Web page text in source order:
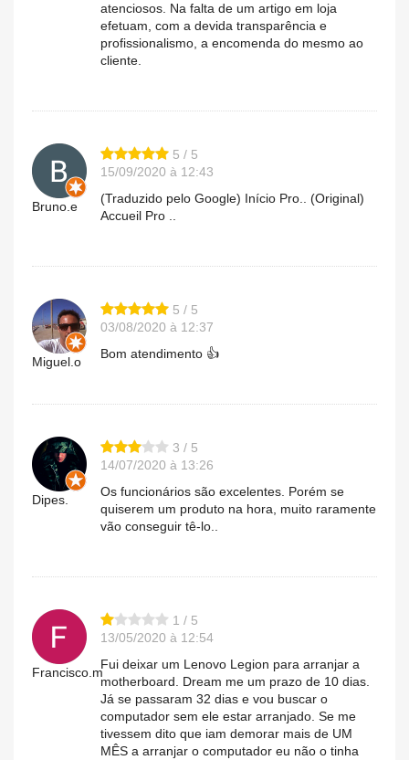
atenciosos. Na falta de um artigo em loja
efetuam, com a devida transparência e
profissionalismo, a encomenda do mesmo ao
cliente.
Bruno.e
5 / 5
15/09/2020 à 12:43
(Traduzido pelo Google) Início Pro.. (Original)
Accueil Pro ..
Miguel.o
5 / 5
03/08/2020 à 12:37
Bom atendimento 👍
Dipes.
3 / 5
14/07/2020 à 13:26
Os funcionários são excelentes. Porém se
quiserem um produto na hora, muito raramente
vão conseguir tê-lo..
Francisco.m
1 / 5
13/05/2020 à 12:54
Fui deixar um Lenovo Legion para arranjar a
motherboard. Dream me um prazo de 10 dias.
Já se passaram 32 dias e vou buscar o
computador sem ele estar arranjado. Se me
tivessem dito que iam demorar mais de UM
MÊS a arranjar o computador eu não o tinha